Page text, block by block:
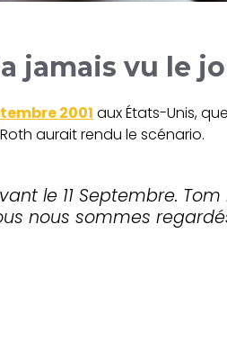
jamais vu le
2001 aux États-Unis,
aurait rendu le scénario.
le 11 Septembre.
nous sommes